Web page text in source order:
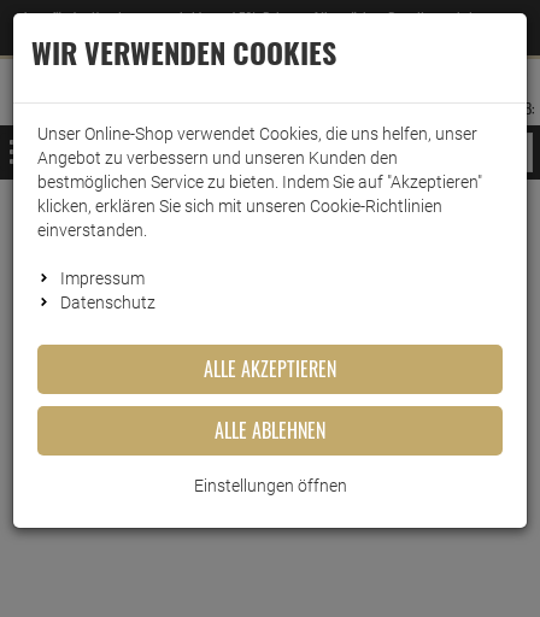
Jetzt für den Newsletter entscheiden und 5% Rabatt auf Ihre nächste Bestellung erhalten
–Zum Newsletter
ANMELDEN
AUFKLAPPEN
MERKZETTEL
WARENKORB:
MENÜ
www.wark24.de Leben & Wohnen Raumduft Air Wick
WIR VERWENDEN COOKIES
Unser Online-Shop verwendet Cookies, die uns helfen, unser
Angebot zu verbessern und unseren Kunden den
bestmöglichen Service zu bieten. Indem Sie auf "Akzeptieren"
klicken, erklären Sie sich mit unseren Cookie-Richtlinien
einverstanden.
Impressum
Datenschutz
ALLE AKZEPTIEREN
ALLE ABLEHNEN
Einstellungen öffnen